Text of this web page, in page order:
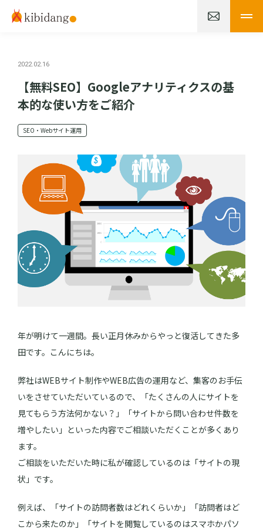
2022.02.16
【無料SEO】Googleアナリティクスの基
本的な使い方をご紹介
SEO・Webサイト運用
年が明けて一週間。長い正月休みからやっと復活してきた多
田です。こんにちは。
弊社はWEBサイト制作やWEB広告の運用など、集客のお手伝
いをさせていただいているので、「たくさんの人にサイトを
見てもらう方法何かない？」「サイトから問い合わせ件数を
増やしたい」といった内容でご相談いただくことが多くあり
ます。
ご相談をいただいた時に私が確認しているのは「サイトの現
状」です。
例えば、「サイトの訪問者数はどれくらいか」「訪問者はど
こから来たのか」「サイトを閲覧しているのはスマホかパソ